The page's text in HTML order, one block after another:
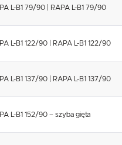
L-B1 79/90 | RAPA L-B1 79/90
L-B1 122/90 | RAPA L-B1 122/90
L-B1 137/90 | RAPA L-B1 137/90
L-B1 152/90 – szyba gięta